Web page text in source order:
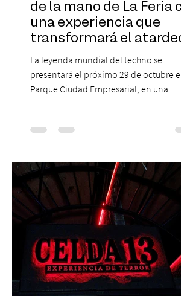
de la mano de La Feria con
una experiencia que
transformará el atardecer
del jueves en una
celebración de música
electrónica
La leyenda mundial del techno se
presentará el próximo 29 de octubre en
Parque Ciudad Empresarial, en una
vivir una jornada de música, comunidad y
cultura electrónica desde las 18:00 horas.
viernes 31 de julio, a las 13:00 horas, a
través de Passline. Hay artistas que marcan
una época y otros que construyen la
historia. Carl Cox pertenece a esta última
categoría. Considerado una de las figura